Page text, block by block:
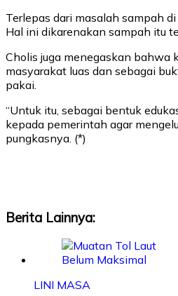
Terlepas dari masalah sampah
Hal ini dikarenakan sampah itu
Cholis juga menegaskan bahwa
masyarakat luas dan sebagai
pakai.
“Untuk itu, sebagai bentuk
kepada pemerintah agar
pungkasnya. (*)
Berita Lainnya:
LINI MASA